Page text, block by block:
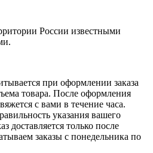
России известными
при оформлении заказа
товара. После оформления
с вами в течение часа.
указания вашего
доставляется только после
заказы с понедельника по